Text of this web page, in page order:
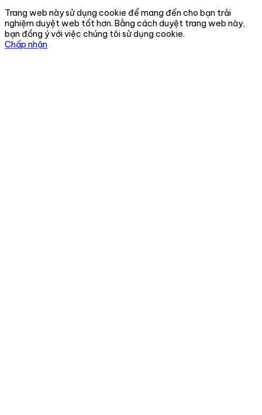
Trang web này sử dụng cookie để mang đến cho bạn trải
nghiệm duyệt web tốt hơn. Bằng cách duyệt trang web này,
bạn đồng ý với việc chúng tôi sử dụng cookie.
Chấp nhận